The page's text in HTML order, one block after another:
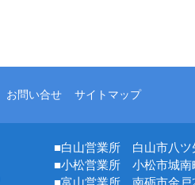
お問い合せ サイトマップ
■白山営業所 白山市八ツ
■小松営業所 小松市城